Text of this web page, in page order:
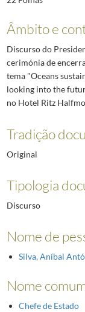
Âmbito e
Discurso do
cerimónia de
tema "Oceans
looking into the
no Hotel Ritz
Tradição
Original
Tipologia
Discurso
Nome de
Silva, Aníbal
Nome
Chefe de Estado